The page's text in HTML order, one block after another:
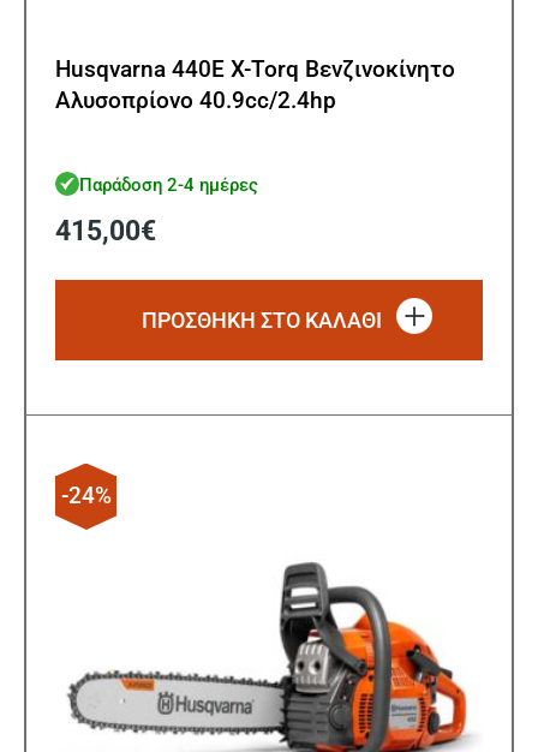
Husqvarna 440E X-Torq Βενζινοκίνητο
Αλυσοπρίονο 40.9cc/2.4hp
Παράδοση 2-4 ημέρες
415,00€
ΠΡΟΣΘΗΚΗ ΣΤΟ ΚΑΛΑΘΙ
-24%